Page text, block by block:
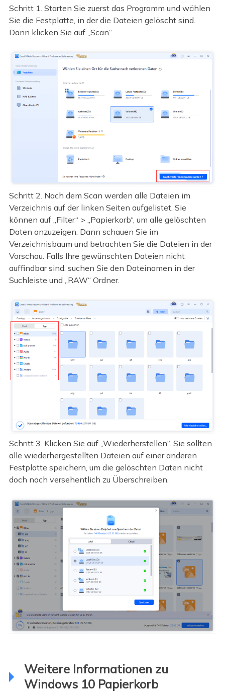
Schritt 1. Starten Sie zuerst das Programm und wählen
Sie die Festplatte, in der die Dateien gelöscht sind.
Dann klicken Sie auf „Scan“.
Schritt 2. Nach dem Scan werden alle Dateien im
Verzeichnis auf der linken Seiten aufgelistet. Sie
können auf „Filter“ > „Papierkorb“, um alle gelöschten
Daten anzuzeigen. Dann schauen Sie im
Verzeichnisbaum und betrachten Sie die Dateien in der
Vorschau. Falls Ihre gewünschten Dateien nicht
auffindbar sind, suchen Sie den Dateinamen in der
Suchleiste und „RAW“ Ordner.
Schritt 3. Klicken Sie auf „Wiederherstellen“. Sie sollten
alle wiederhergestellten Dateien auf einer anderen
Festplatte speichern, um die gelöschten Daten nicht
doch noch versehentlich zu Überschreiben.
Weitere Informationen zu
Windows 10 Papierkorb